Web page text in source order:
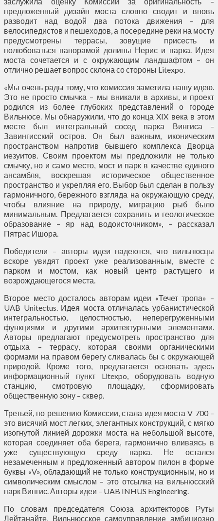
предложенный дизайн моста словно сводит и вновь
разводит над водой два потока движения – для
велосипедистов и пешеходов, а посередине реки на мосту
предусмотрены террасы, зовущие присесть и
полюбоваться панорамой долины Нерис и парка. Идея
моста сочетается и с окружающим ландшафтом – он
отлично решает вопрос склона со стороны Litexpo.
«Мы очень рады тому, что комиссия заметила нашу идею.
Это не просто смычка – мы вникали в архивы, и проект
родился из более глубоких представлений о городе
Вильнюсе. Мы обнаружили, что до конца XIX века в этом
месте был интегральный сосед парка Вингиса –
Завингисский остров. Он был важным, иконическим
пространством напротив бывшего комплекса Дворца
иезуитов. Своим проектом мы предложили не только
смычку, но и само место, мост и парк в качестве единого
ансамбля, воскрешая историческое общественное
пространство и укрепляя его. Выбор был сделан в пользу
гармоничного, бережного взгляда на окружающую среду,
чтобы влияние на природу, миграцию рыб было
минимальным. Предлагается сохранить и геологическое
образование – яр над водоисточником», – рассказал
Пятрас Ишора.
Победители – авторы идеи надеются, что вильнюсцы
вскоре увидят проект уже реализованным, вместе с
парком и мостом, как новый центр растущего и
возрождающегося места.
Второе место досталось авторам идеи «Течет тропа» –
UAB Unitectus. Идея моста отличалась урбанистической
интегральностью, целостностью, неперегруженными
функциями и другими архитектурными элементами.
Авторы предлагают предусмотреть пространство для
отдыха – террасу, которая своими органическими
формами на правом берегу сливалась бы с окружающей
природой. Кроме того, предлагается основать здесь
информационный пункт Litexpo, оборудовать водную
станцию, смотровую площадку, сформировать
общественную зону – сквер.
Третьей, по решению Комиссии, стала идея моста V 700 –
это висячий мост легких, элегантных конструкций, с мягко
изогнутой линией дорожки моста на небольшой высоте,
которая соединяет оба берега, гармонично вливаясь в
уже существующую среду парка. Не остался
незамеченным и предложенный автором пилон в форме
буквы «V», обладающий не только конструкционным, но и
символическим смыслом – это отсылка на вильнюсский
парк Вингис. Авторы идеи – UAB INHUS Engineering.
По словам председателя Союза архитекторов Руты
Лейтанайте, Вильнюсское самоуправление амбициозно